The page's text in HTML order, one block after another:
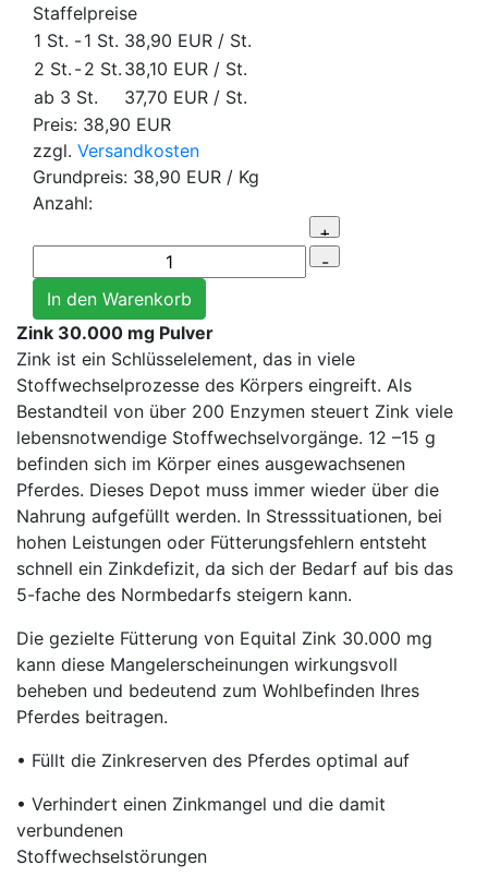
Staffelpreise
1 St. -1 St. 38,90 EUR / St.
2 St. -2 St. 38,10 EUR / St.
ab 3 St.
37,70 EUR / St.
Preis: 38,90 EUR
zzgl. Versandkosten
Grundpreis: 38,90 EUR / Kg
Anzahl:
Zink 30.000 mg Pulver
Zink ist ein Schlüsselelement, das in viele
Stoffwechselprozesse des Körpers eingreift. Als
Bestandteil von über 200 Enzymen steuert Zink viele
lebensnotwendige Stoffwechselvorgänge. 12 –15 g
befinden sich im Körper eines ausgewachsenen
Pferdes. Dieses Depot muss immer wieder über die
Nahrung aufgefüllt werden. In Stresssituationen, bei
hohen Leistungen oder Fütterungsfehlern entsteht
schnell ein Zinkdefizit, da sich der Bedarf auf bis das
5-fache des Normbedarfs steigern kann.
Die gezielte Fütterung von Equital Zink 30.000 mg
kann diese Mangelerscheinungen wirkungsvoll
beheben und bedeutend zum Wohlbefinden Ihres
Pferdes beitragen.
• Füllt die Zinkreserven des Pferdes optimal auf
• Verhindert einen Zinkmangel und die damit
verbundenen
Stoffwechselstörungen